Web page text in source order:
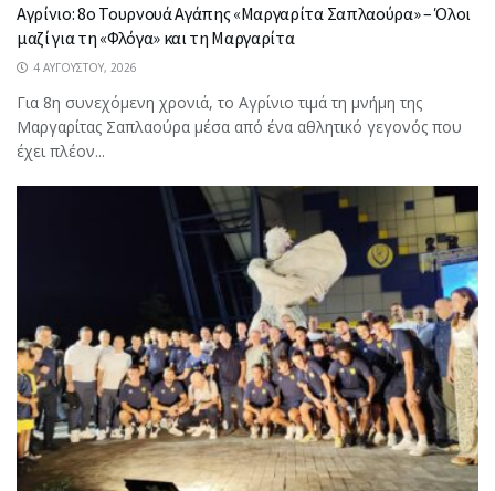
Αγρίνιο: 8ο Τουρνουά Αγάπης «Μαργαρίτα Σαπλαούρα» – Όλοι
μαζί για τη «Φλόγα» και τη Μαργαρίτα
4 ΑΥΓΟΎΣΤΟΥ, 2026
Για 8η συνεχόμενη χρονιά, το Αγρίνιο τιμά τη μνήμη της
Μαργαρίτας Σαπλαούρα μέσα από ένα αθλητικό γεγονός που
έχει πλέον...